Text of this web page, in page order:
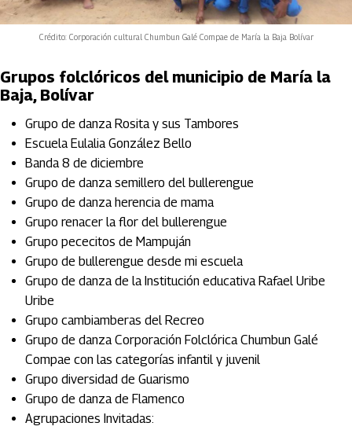
Crédito: Corporación cultural Chumbun Galé Compae de María la Baja Bolívar
Grupos folclóricos del municipio de María la
Baja, Bolívar
Grupo de danza Rosita y sus Tambores
Escuela Eulalia González Bello
Banda 8 de diciembre
Grupo de danza semillero del bullerengue
Grupo de danza herencia de mama
Grupo renacer la flor del bullerengue
Grupo pececitos de Mampuján
Grupo de bullerengue desde mi escuela
Grupo de danza de la Institución educativa Rafael Uribe
Uribe
Grupo cambiamberas del Recreo
Grupo de danza Corporación Folclórica Chumbun Galé
Compae con las categorías infantil y juvenil
Grupo diversidad de Guarismo
Grupo de danza de Flamenco
Agrupaciones Invitadas: